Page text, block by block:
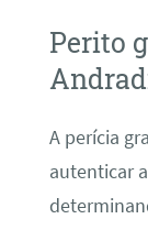
Perito
A perícia
autenticar